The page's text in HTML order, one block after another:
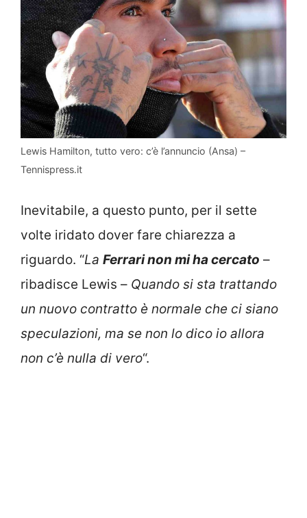
Lewis Hamilton, tutto vero: c’è l’annuncio (Ansa) –
Tennispress.it
Inevitabile, a questo punto, per il sette
volte iridato dover fare chiarezza a
riguardo. “La Ferrari non mi ha cercato –
ribadisce Lewis – Quando si sta trattando
un nuovo contratto è normale che ci siano
speculazioni, ma se non lo dico io allora
non c’è nulla di vero“.